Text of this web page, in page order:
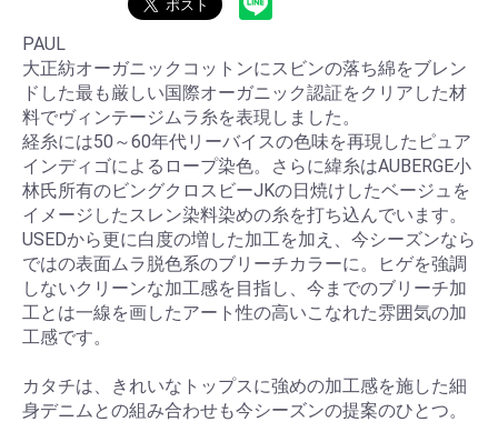
PAUL
大正紡オーガニックコットンにスビンの落ち綿をブレン
ドした最も厳しい国際オーガニック認証をクリアした材
料でヴィンテージムラ糸を表現しました。
経糸には50～60年代リーバイスの色味を再現したピュア
インディゴによるロープ染色。さらに緯糸はAUBERGE小
林氏所有のビングクロスビーJKの日焼けしたベージュを
イメージしたスレン染料染めの糸を打ち込んでいます。
USEDから更に白度の増した加工を加え、今シーズンなら
ではの表面ムラ脱色系のブリーチカラーに。ヒゲを強調
しないクリーンな加工感を目指し、今までのブリーチ加
工とは一線を画したアート性の高いこなれた雰囲気の加
工感です。
カタチは、きれいなトップスに強めの加工感を施した細
身デニムとの組み合わせも今シーズンの提案のひとつ。